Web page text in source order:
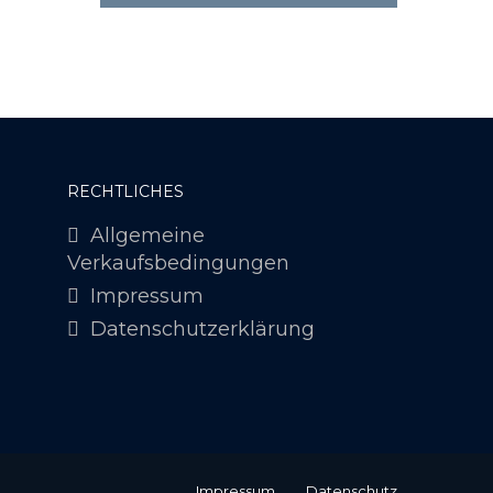
RECHTLICHES
Allgemeine
Verkaufsbedingungen
Impressum
Datenschutzerklärung